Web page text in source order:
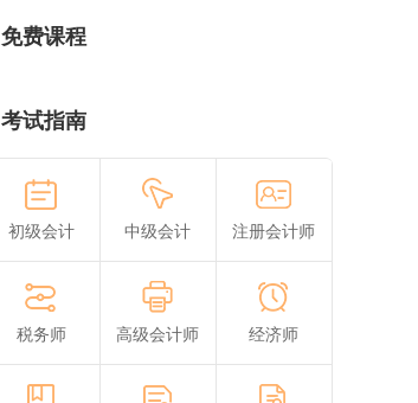
免费课程
考试指南
初级会计 中级会计 注册会计师
税务师 高级会计师 经济师